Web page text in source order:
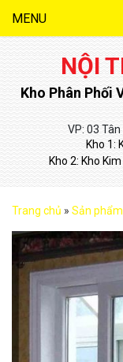
MENU
NỘI
Kho Phân Phối
VP: 03
Kho 1:
Kho 2: Kho
Trang chủ » Sản phẩm